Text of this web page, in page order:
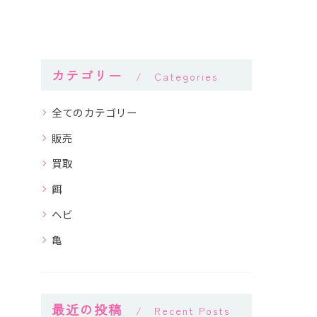
カテゴリー Categories
全てのカテゴリー
販売
買取
餌
ヘビ
亀
最近の投稿 Recent Posts